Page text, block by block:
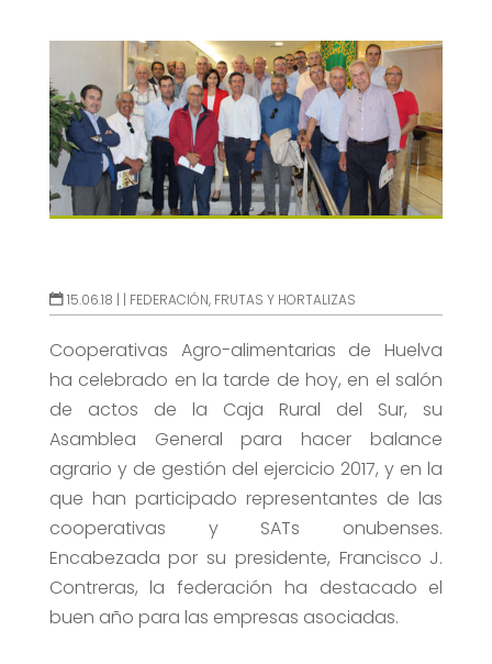
15.06.18 | | FEDERACIÓN, FRUTAS Y HORTALIZAS
Cooperativas Agro-alimentarias de Huelva
ha celebrado en la tarde de hoy, en el salón
de actos de la Caja Rural del Sur, su
Asamblea General para hacer balance
agrario y de gestión del ejercicio 2017, y en la
que han participado representantes de las
cooperativas y SATs onubenses.
Encabezada por su presidente, Francisco J.
Contreras, la federación ha destacado el
buen año para las empresas asociadas.